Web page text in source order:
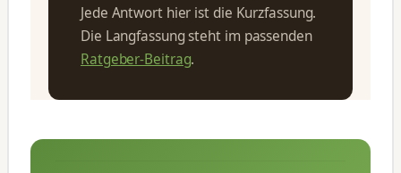
Jede Antwort hier ist die Kurzfassung.
Die Langfassung steht im passenden
Ratgeber-Beitrag.